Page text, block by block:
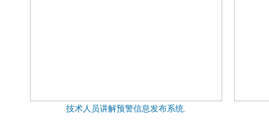
技术人员讲解预警信息发布系统.